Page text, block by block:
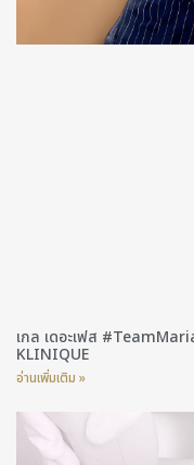
เกล เดอะเฟส
KLINIQUE
อ่านเพิ่มเติม »